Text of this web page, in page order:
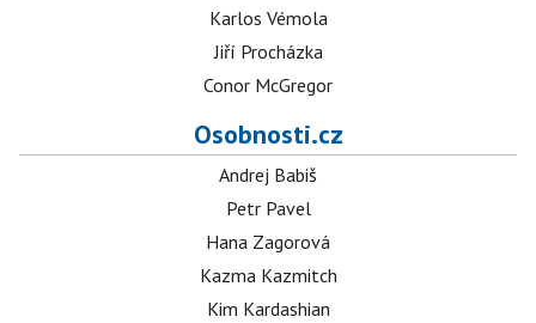
Karlos Vémola
Jiří Procházka
Conor McGregor
Osobnosti.cz
Andrej Babiš
Petr Pavel
Hana Zagorová
Kazma Kazmitch
Kim Kardashian